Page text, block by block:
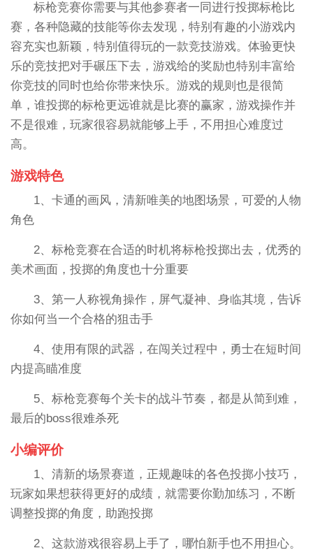
标枪竞赛你需要与其他参赛者一同进行投掷标枪比
赛，各种隐藏的技能等你去发现，特别有趣的小游戏内
容充实也新颖，特别值得玩的一款竞技游戏。体验更快
乐的竞技把对手碾压下去，游戏给的奖励也特别丰富给
你竞技的同时也给你带来快乐。游戏的规则也是很简
单，谁投掷的标枪更远谁就是比赛的赢家，游戏操作并
不是很难，玩家很容易就能够上手，不用担心难度过
高。
游戏特色
1、卡通的画风，清新唯美的地图场景，可爱的人物
角色
2、标枪竞赛在合适的时机将标枪投掷出去，优秀的
美术画面，投掷的角度也十分重要
3、第一人称视角操作，屏气凝神、身临其境，告诉
你如何当一个合格的狙击手
4、使用有限的武器，在闯关过程中，勇士在短时间
内提高瞄准度
5、标枪竞赛每个关卡的战斗节奏，都是从简到难，
最后的boss很难杀死
小编评价
1、清新的场景赛道，正规趣味的各色投掷小技巧，
玩家如果想获得更好的成绩，就需要你勤加练习，不断
调整投掷的角度，助跑投掷
2、这款游戏很容易上手了，哪怕新手也不用担心。